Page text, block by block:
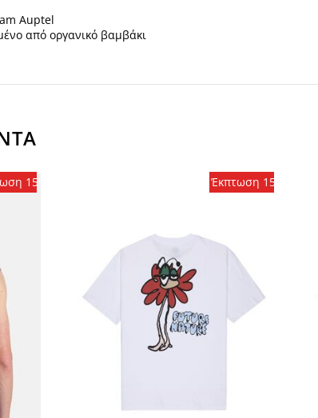
Auptel
από οργανικό βαμβάκι
15% Έκπτωση 15%